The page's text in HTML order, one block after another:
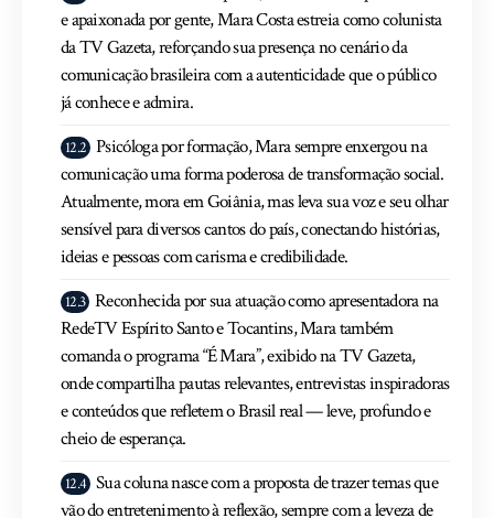
e apaixonada por gente, Mara Costa estreia como colunista
da TV Gazeta, reforçando sua presença no cenário da
comunicação brasileira com a autenticidade que o público
já conhece e admira.
Psicóloga por formação, Mara sempre enxergou na
comunicação uma forma poderosa de transformação social.
Atualmente, mora em Goiânia, mas leva sua voz e seu olhar
sensível para diversos cantos do país, conectando histórias,
ideias e pessoas com carisma e credibilidade.
Reconhecida por sua atuação como apresentadora na
RedeTV Espírito Santo e Tocantins, Mara também
comanda o programa “É Mara”, exibido na TV Gazeta,
onde compartilha pautas relevantes, entrevistas inspiradoras
e conteúdos que refletem o Brasil real — leve, profundo e
cheio de esperança.
Sua coluna nasce com a proposta de trazer temas que
vão do entretenimento à reflexão, sempre com a leveza de